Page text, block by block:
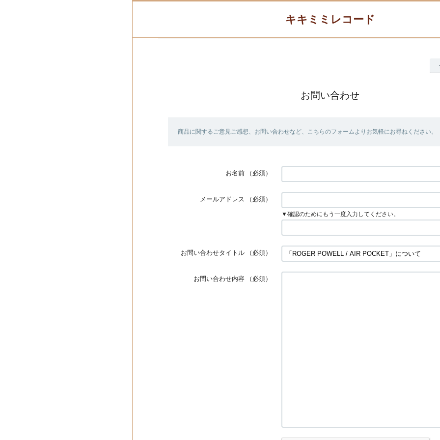
キキミミレコード
お問い合わせ
商品に関するご意見ご感想、お問い合わせなど、こちらのフォームよりお気軽にお尋ねください。
お名前 （必須）
メールアドレス （必須）
▼確認のためにもう一度入力してください。
お問い合わせタイトル （必須）
お問い合わせ内容 （必須）